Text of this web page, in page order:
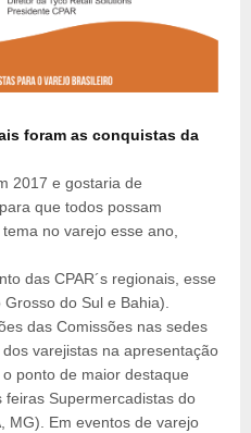
foram as conquistas da
2017 e gostaria de
que todos possam
no varejo esse ano,
das CPAR´s regionais, esse
do Sul e Bahia).
das Comissões nas sedes
varejistas na apresentação
ponto de maior destaque
feiras Supermercadistas do
MG). Em eventos de varejo